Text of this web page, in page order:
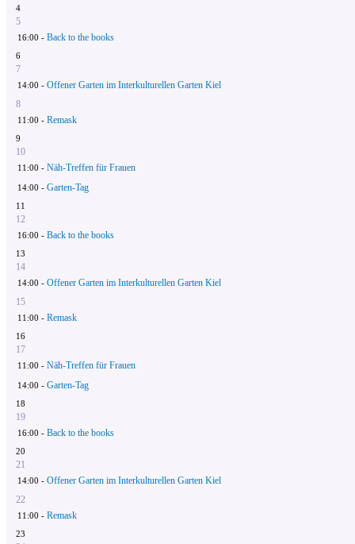
4
5
16:00 - Back to the books
6
7
14:00 - Offener Garten im Interkulturellen Garten Kiel
8
11:00 - Remask
9
10
11:00 - Näh-Treffen für Frauen
14:00 - Garten-Tag
11
12
16:00 - Back to the books
13
14
14:00 - Offener Garten im Interkulturellen Garten Kiel
15
11:00 - Remask
16
17
11:00 - Näh-Treffen für Frauen
14:00 - Garten-Tag
18
19
16:00 - Back to the books
20
21
14:00 - Offener Garten im Interkulturellen Garten Kiel
22
11:00 - Remask
23